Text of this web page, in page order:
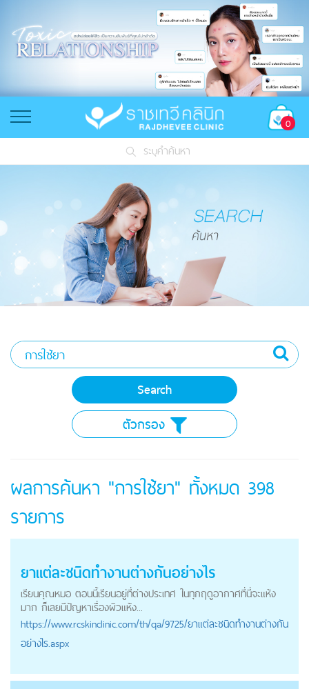
0
ระบุคำค้นหา
ตัวกรอง
ผลการค้นหา "การใช้ยา" ทั้งหมด 398
รายการ
ยาแต่ละชนิดทำงานต่างกันอย่างไร
เรียนคุณหมอ ตอนนี้เรียนอยู่ที่ต่างประเทศ ในทุกฤดูอากาศที่นี่จะแห้ง
มาก ก็เลยมีปัญหาเรื่องผิวแห้ง...
https://www.rcskinclinic.com/th/qa/9725/ยาแต่ละชนิดทำงานต่างกัน
อย่างไร.aspx